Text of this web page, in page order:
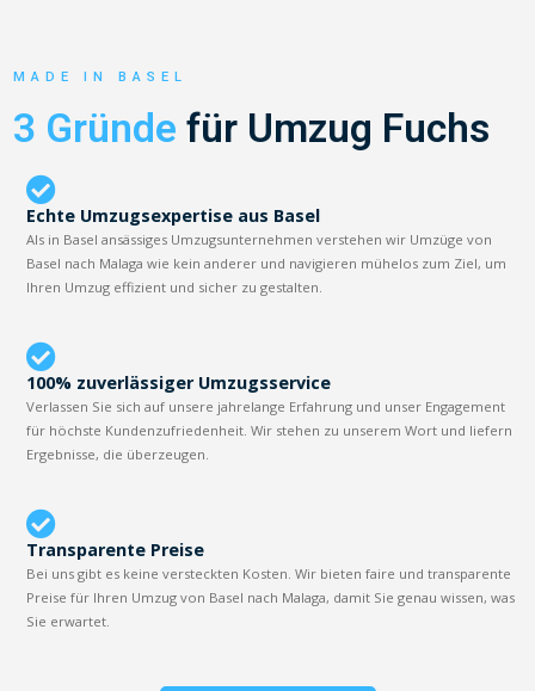
MADE IN BASEL
3 Gründe für Umzug Fuchs
Echte Umzugsexpertise aus Basel
Als in Basel ansässiges Umzugsunternehmen verstehen wir Umzüge von
Basel nach Malaga wie kein anderer und navigieren mühelos zum Ziel, um
Ihren Umzug effizient und sicher zu gestalten.
100% zuverlässiger Umzugsservice
Verlassen Sie sich auf unsere jahrelange Erfahrung und unser Engagement
für höchste Kundenzufriedenheit. Wir stehen zu unserem Wort und liefern
Ergebnisse, die überzeugen.
Transparente Preise
Bei uns gibt es keine versteckten Kosten. Wir bieten faire und transparente
Preise für Ihren Umzug von Basel nach Malaga, damit Sie genau wissen, was
Sie erwartet.